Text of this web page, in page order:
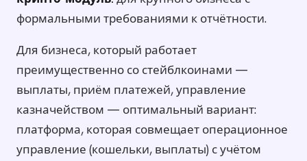
формальными требованиями к отчётности.
Для бизнеса, который работает
преимущественно со стейблкоинами —
выплаты, приём платежей, управление
казначейством — оптимальный вариант:
платформа, которая совмещает операционное
управление (кошельки, выплаты) с учётом